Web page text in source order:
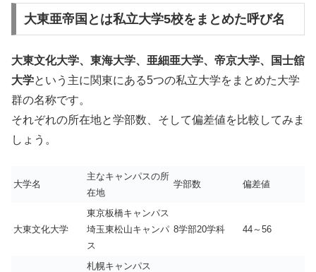
大東亜帝国とは私立大学5校をまとめた呼び名
大東文化大学、東海大学、亜細亜大学、帝京大学、国士舘
大学という主に関東にある5つの私立大学をまとめた大学
群の名称です。
それぞれの所在地と学部数、そして偏差値を比較してみま
しょう。
大学名
主なキャンパスの所
在地
学部数 偏差値
大東文化大学
東京板橋キャンパス
埼玉東松山キャンパ
ス
8学部20学科 44～56
札幌キャンパス